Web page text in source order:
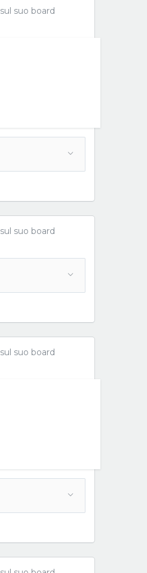
sul suo board
sul suo board
sul suo board